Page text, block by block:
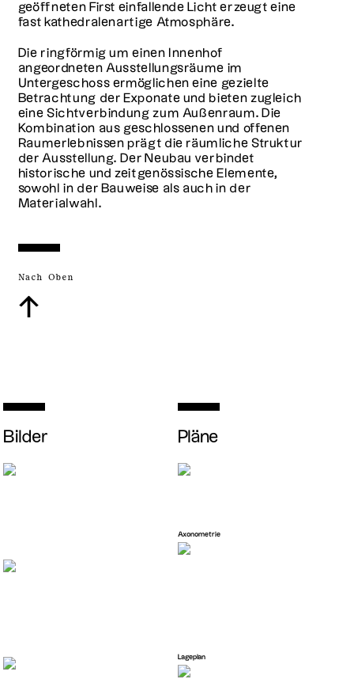
geöffneten First einfallende Licht erzeugt eine
fast kathedralenartige Atmosphäre.
Die ringförmig um einen Innenhof
angeordneten Ausstellungsräume im
Untergeschoss ermöglichen eine gezielte
Betrachtung der Exponate und bieten zugleich
eine Sichtverbindung zum Außenraum. Die
Kombination aus geschlossenen und offenen
Raumerlebnissen prägt die räumliche Struktur
der Ausstellung. Der Neubau verbindet
historische und zeitgenössische Elemente,
sowohl in der Bauweise als auch in der
Materialwahl.
Nach Oben
↑
Bilder Pläne
Axonometrie
Lageplan